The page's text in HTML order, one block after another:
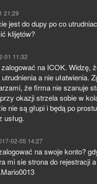
21:29
jest do dupy po co
klijętów?
01 11:32
na ICOK. Widzę,
a nie ułatwienia.
że firma nie szanuje
okazji strzela sobie w
nie są głupi i będą po prostu
usług.
02-05 14:27
na swoje konto?
mi sie strona do rejestracji